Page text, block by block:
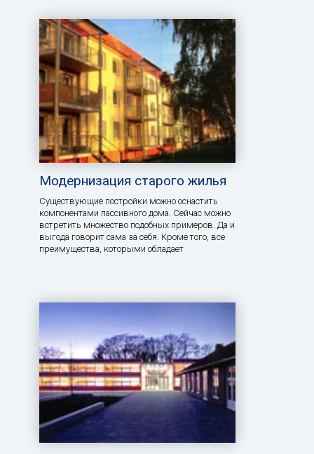
Модернизация старого жилья
Существующие постройки можно оснастить
компонентами пассивного дома. Сейчас можно
встретить множество подобных примеров. Да и
выгода говорит сама за себя. Кроме того, все
преимущества, которыми обладает